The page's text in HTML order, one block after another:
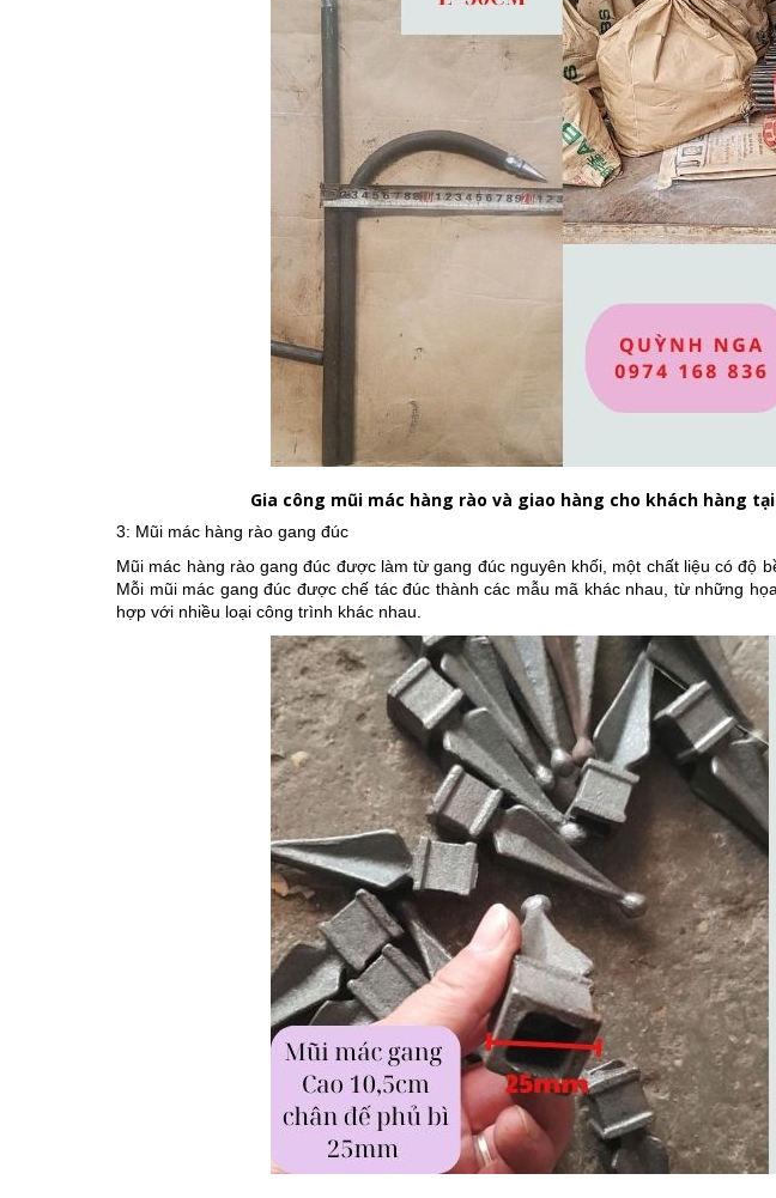
Gia công mũi mác hàng rào và giao hàng cho khách hàng tại
3: Mũi mác hàng rào gang đúc
Mũi mác hàng rào gang đúc được làm từ gang đúc nguyên khối, một chất liệu có độ
Mỗi mũi mác gang đúc được chế tác đúc thành các mẫu mã khác nhau, từ những
hợp với nhiều loại công trình khác nhau.